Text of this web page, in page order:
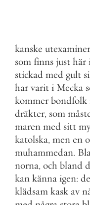
kanske
som finns just här
stickad med gult
har varit i Mecka
kommer bondfolk
dräkter, som
maren med sitt
katolska, men en
muhammedan.
norna, och bland
kan känna igen:
klädsam kask av